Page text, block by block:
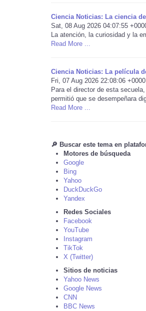
Ciencia Noticias: La ciencia
Sat, 08 Aug 2026 04:07:55
La atención, la curiosidad y la
Read More ...
Ciencia Noticias: La película
Fri, 07 Aug 2026 22:08:06 +0000
Para el director de esta
permitió que se desempeñara
Read More ...
🔎 Buscar este tema en
Motores de búsqueda
Google
Bing
Yahoo
DuckDuckGo
Yandex
Redes Sociales
Facebook
YouTube
Instagram
TikTok
X (Twitter)
Sitios de noticias
Yahoo News
Google News
CNN
BBC News